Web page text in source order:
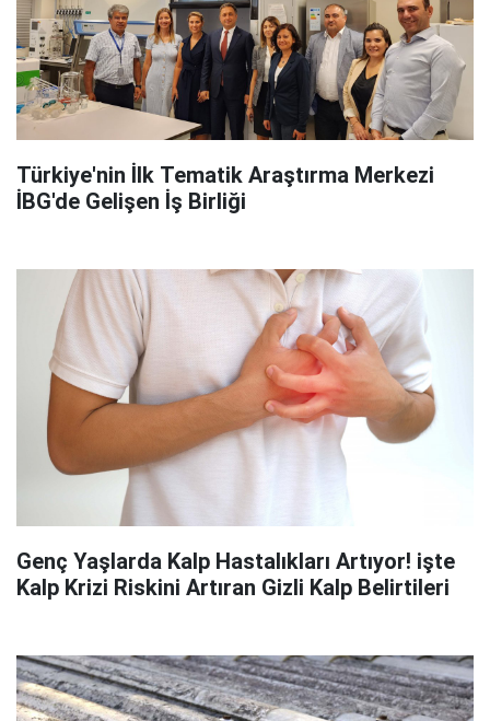
Türkiye'nin İlk Tematik Araştırma Merkezi
İBG'de Gelişen İş Birliği
Genç Yaşlarda Kalp Hastalıkları Artıyor! işte
Kalp Krizi Riskini Artıran Gizli Kalp Belirtileri